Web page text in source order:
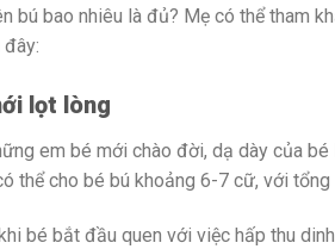
bú bao nhiêu là đủ? Mẹ có thể tham
lọt lòng
em bé mới chào đời, dạ dày của
thể cho bé bú khoảng 6-7 cữ, với
bé bắt đầu quen với việc hấp thu